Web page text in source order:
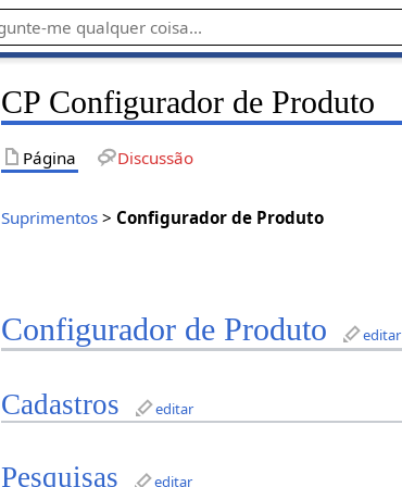
CP Configurador de Produto
Página Discussão
Suprimentos > Configurador de Produto
Configurador de Produto editar
Cadastros editar
Pesquisas editar